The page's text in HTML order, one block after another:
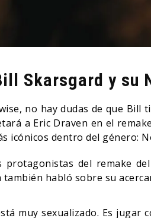
Skarsgard y su
no hay dudas de que
a Eric Draven en el
icónicos dentro del género:
protagonistas del remake
habló sobre su
muy sexualizado. Es